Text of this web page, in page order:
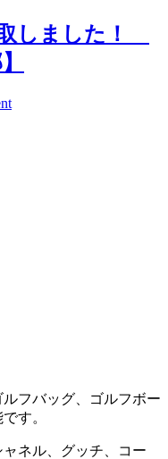
しました！
フバッグ、ゴルフボー
す。
ネル、グッチ、コー